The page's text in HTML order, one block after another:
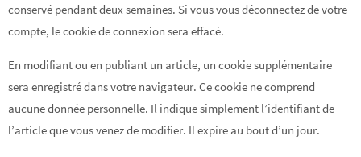
conservé pendant deux semaines. Si vous vous déconnectez de votre
compte, le cookie de connexion sera effacé.
En modifiant ou en publiant un article, un cookie supplémentaire
sera enregistré dans votre navigateur. Ce cookie ne comprend
aucune donnée personnelle. Il indique simplement l’identifiant de
l’article que vous venez de modifier. Il expire au bout d’un jour.